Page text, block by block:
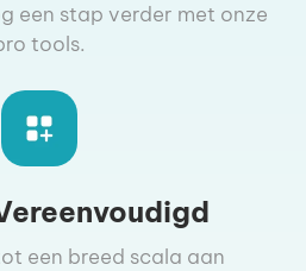
een stap verder met onze
tools.
een breed scala aan